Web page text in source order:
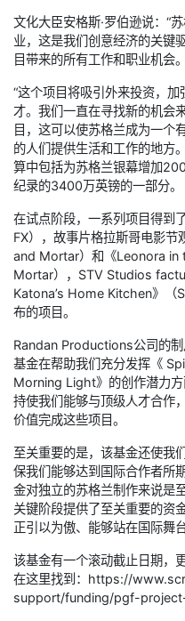
文化大臣安格斯·罗伯逊说：“
业，这是我们创意经济的关键
目带来的所有工作和职业机会
“这个项目将吸引外来投资，
才。我们一直在寻找新的机会
目，这可以使苏格兰成为一个
的人们提供生活和工作的地
算中包括为苏格兰银幕增加
纪录的3400万英镑的一部分。
在试点阶段，一系列项目得到
FX），故事片格拉斯哥电影
and Mortar）和《Leonora
Mortar），STV Studios
Katona’s Home Kitchen》（
布的项目。
Randan Productions公司的制
基金在帮助我们充分发挥《
Morning Light》的创作潜力
持使我们能够与顶级人才合作
价值完成这些项目。
至关重要的是，该基金还使我
保我们能够达到国际合作者所
金对独立的苏格兰制作来说是
关键阶段提供了至关重要的资
正引以为傲、能够站在国际舞
该基金有一个滚动截止日期，
在这里找到：https://
support/funding/pgf-